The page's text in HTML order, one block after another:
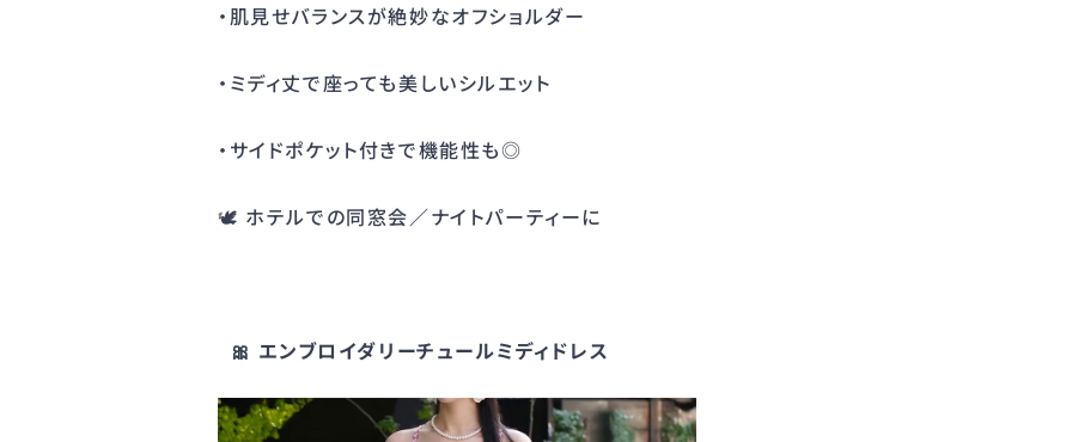
・肌見せバランスが絶妙なオフショルダー
・ミディ丈で座っても美しいシルエット
・サイドポケット付きで機能性も◎
🕊 ホテルでの同窓会／ナイトパーティーに
🎀 エンブロイダリーチュールミディドレス